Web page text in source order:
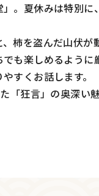
。夏休みは特別
柿を盗んだ山伏が
も楽しめるよう
すくお話します。
「狂言」の奥深い